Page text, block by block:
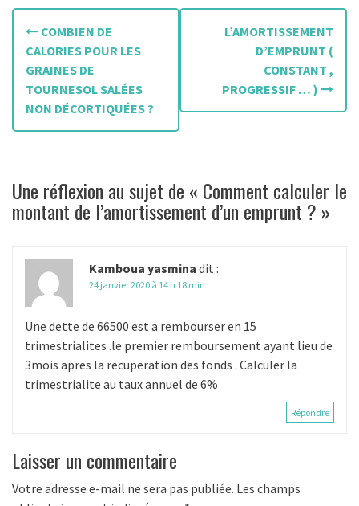
N
i
a
t
r
t
COMBIEN DE
CALORIES POUR LES
GRAINES DE
TOURNESOL SALÉES
NON DÉCORTIQUÉES ?
L’AMORTISSEMENT
D’EMPRUNT (
CONSTANT ,
PROGRESSIF … )
Une réflexion au sujet de « Comment calculer le
montant de l’amortissement d’un emprunt ? »
Kamboua yasmina dit :
24 janvier 2020 à 14 h 18 min
Une dette de 66500 est a rembourser en 15
trimestrialites .le premier remboursement ayant lieu de
3mois apres la recuperation des fonds . Calculer la
trimestrialite au taux annuel de 6%
Répondre
Laisser un commentaire
Votre adresse e-mail ne sera pas publiée. Les champs